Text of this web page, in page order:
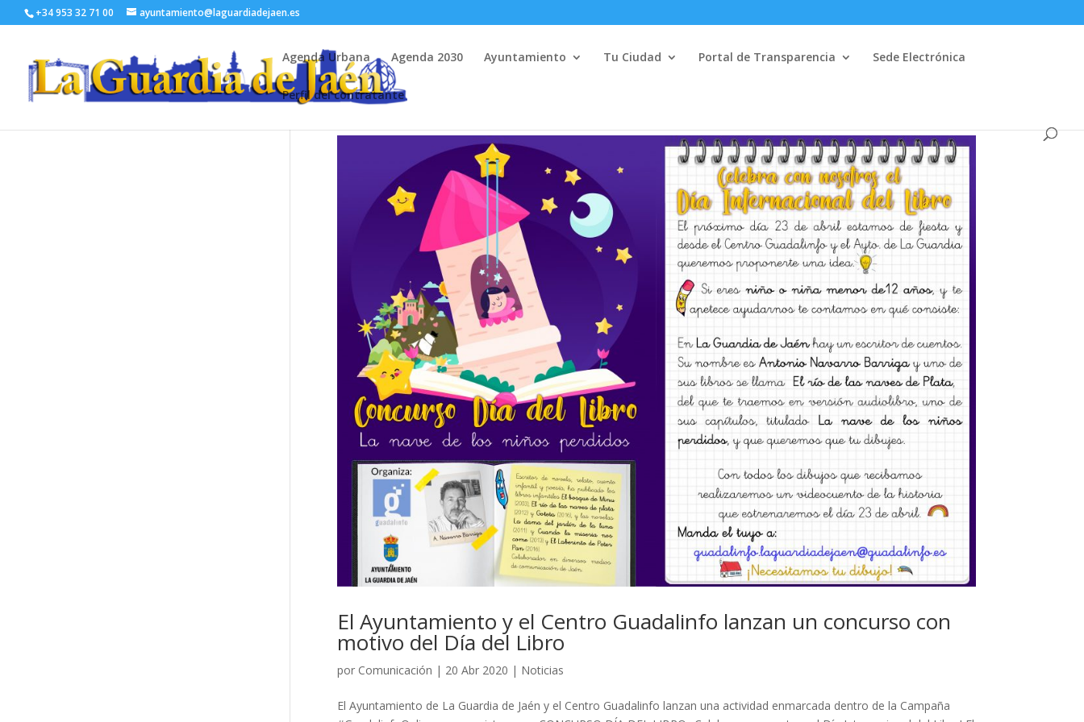
+34 953 32 71 00 ayuntamiento@laguardiadejaen.es
Agenda Urbana Agenda 2030 Ayuntamiento Tu Ciudad Portal de Transparencia Sede Electrónica
Perfil del contratante
El Ayuntamiento y el Centro Guadalinfo lanzan un concurso con
motivo del Día del Libro
por Comunicación | 20 Abr 2020 | Noticias
El Ayuntamiento de La Guardia de Jaén y el Centro Guadalinfo lanzan una actividad enmarcada dentro de la Campaña